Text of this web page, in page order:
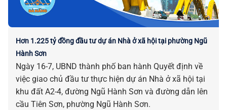
Hơn 1.225 tỷ đồng đầu tư dự án Nhà ở xã hội tại phường Ngũ
Hành Sơn
Ngày 16-7, UBND thành phố ban hành Quyết định về
việc giao chủ đầu tư thực hiện dự án Nhà ở xã hội tại
khu đất A2-4, đường Ngũ Hành Sơn và đường dẫn lên
cầu Tiên Sơn, phường Ngũ Hành Sơn.